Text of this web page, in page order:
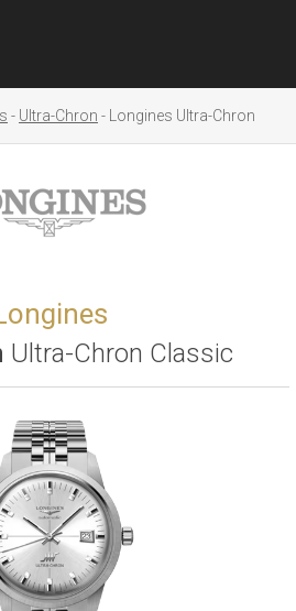
Ultra-Chron Longines Ultra-Chron
Ultra-Chron Classic